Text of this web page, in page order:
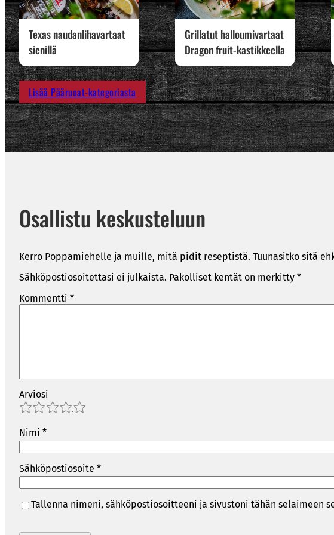
Texas naudanlihavartaat
sienillä
Grillatut halloumivartaat
Dragon fruit-kastikkeella
Lisää Pääruoat-kategoriasta
Osallistu keskusteluun
Kerro Poppamiehelle ja muille, mitä pidit reseptistä. Tuunasitko sitä
Sähköpostiosoitettasi ei julkaista. Pakolliset kentät on merkitty *
Kommentti *
Arviosi
4
3
2
1
Nimi *
Sähköpostiosoite *
Tallenna nimeni, sähköpostiosoitteeni ja sivustoni tähän selaimeen